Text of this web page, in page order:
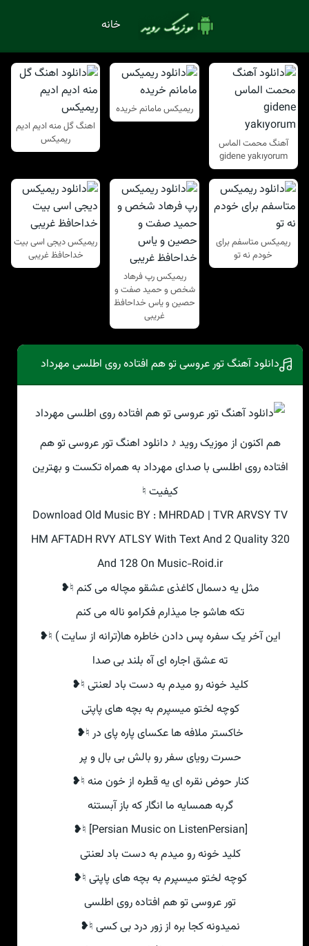
خانه
آهنگ محمت الماس
gidene yakıyorum
ریمیکس مامانم خریده
اهنگ گل منه ادیم ادیم
ریمیکس
ریمیکس متاسفم برای
خودم نه تو
ریمیکس رپ فرهاد
شخص و حمید صفت و
حصین و یاس خداحافظ
غریبی
ریمیکس دیجی اسی بیت
خداحافظ غریبی
دانلود آهنگ تور عروسی تو هم افتاده روی اطلسی مهرداد
هم اکنون از موزیک روید ♪ دانلود اهنگ تور عروسی تو هم
افتاده روی اطلسی با صدای مهرداد به همراه تکست و بهترین
کیفیت ♮
Download Old Music BY : MHRDAD | TVR ARVSY TV
HM AFTADH RVY ATLSY With Text And 2 Quality 320
And 128 On Music-Roid.ir
مثل یه دسمال کاغذی عشقو مچاله می کنم ♮❥
تکه هاشو جا میذارم فکرامو ناله می کنم
این آخر یک سفره پس دادن خاطره ها(ترانه از سایت ) ♮❥
ته عشق اجاره ای آه بلند بی صدا
کلید خونه رو میدم به دست باد لعنتی ♮❥
کوچه لختو میسپرم به بچه های پاپتی
خاکستر ملافه ها عکسای پاره پای در ♮❥
حسرت رویای سفر رو بالش بی بال و پر
کنار حوض نقره ای یه قطره از خون منه ♮❥
گربه همسایه ما انگار که باز آبستنه
[Persian Music on ListenPersian] ♮❥
کلید خونه رو میدم به دست باد لعنتی
کوچه لختو میسپرم به بچه های پاپتی ♮❥
تور عروسی تو هم افتاده روی اطلسی
نمیدونه کجا بره از زور درد بی کسی ♮❥